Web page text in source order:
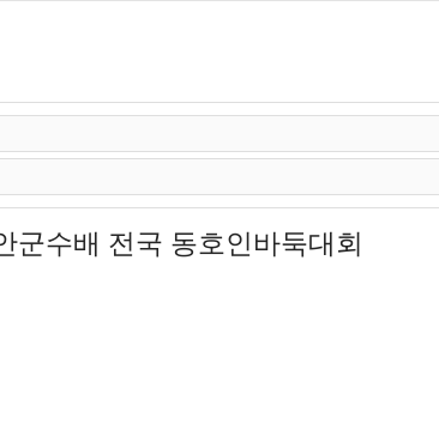
군수배 전국 동호인바둑대회